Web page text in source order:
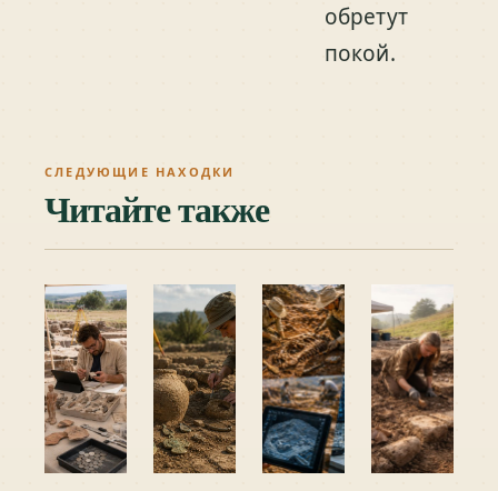
обретут
покой.
СЛЕДУЮЩИЕ НАХОДКИ
Читайте также